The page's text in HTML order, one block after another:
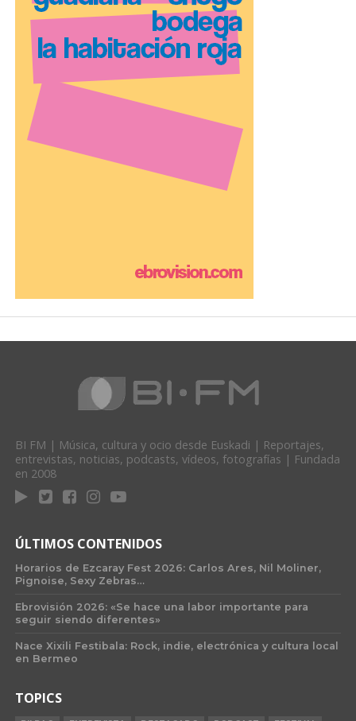
BI FM | Música, cultura y ocio desde Euskadi | Reportajes,
entrevistas, noticias, podcasts, vídeos, fotografías | Fundada
en 2008
ÚLTIMOS CONTENIDOS
Horarios de Ezcaray Fest 2026: Carlos Ares, Nil Moliner,
Pignoise, Sexy Zebras…
Ebrovisión 2026: «Se hace una labor importante para
seguir siendo diferentes»
Nace Xixili Festibala: Rock, indie, electrónica y cultura local
en Bermeo
TOPICS